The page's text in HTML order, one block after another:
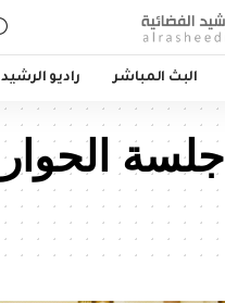
البث المباشر راديو الرشيد FM
جلسة الحوار